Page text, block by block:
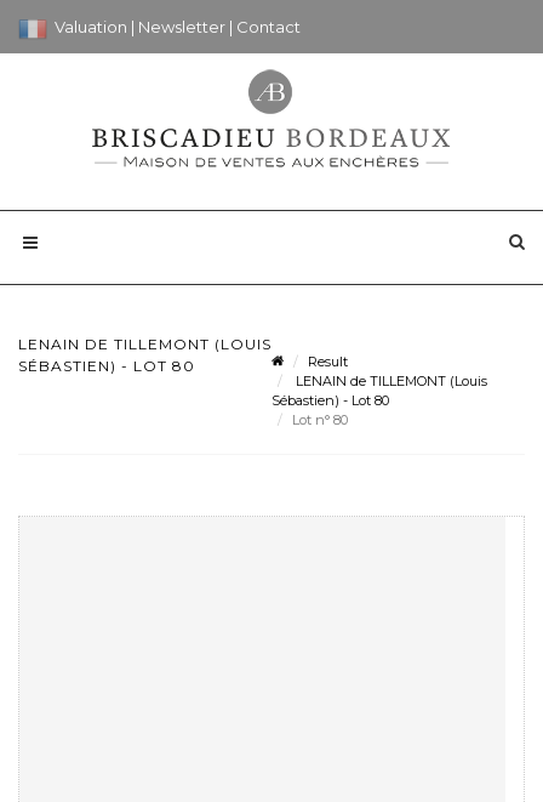
Valuation | Newsletter | Contact
LENAIN DE TILLEMONT (LOUIS
SÉBASTIEN) - LOT 80
Result
LENAIN de TILLEMONT (Louis
Sébastien) - Lot 80
Lot n° 80